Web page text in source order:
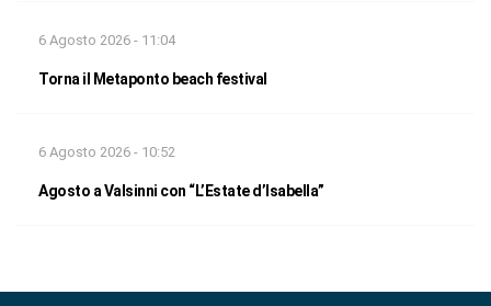
6 Agosto 2026 - 11:04
Torna il Metaponto beach festival
6 Agosto 2026 - 10:52
Agosto a Valsinni con “L’Estate d’Isabella”